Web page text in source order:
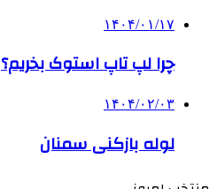
۱۴۰۴/۰۱/۱۷
چرا لپ تاپ استوک بخریم؟
۱۴۰۴/۰۲/۰۳
لوله بازکنی سمنان